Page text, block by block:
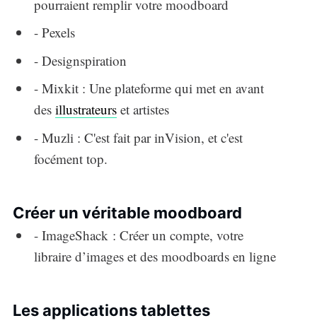
pourraient remplir votre moodboard
- Pexels
- Designspiration
- Mixkit : Une plateforme qui met en avant
desillustrateurs et artistes
- Muzli : C'est fait par inVision, et c'est
focément top.
Créer un véritable moodboard
- ImageShack : Créer un compte, votre
libraire d’images et des moodboards en ligne
Les applications tablettes